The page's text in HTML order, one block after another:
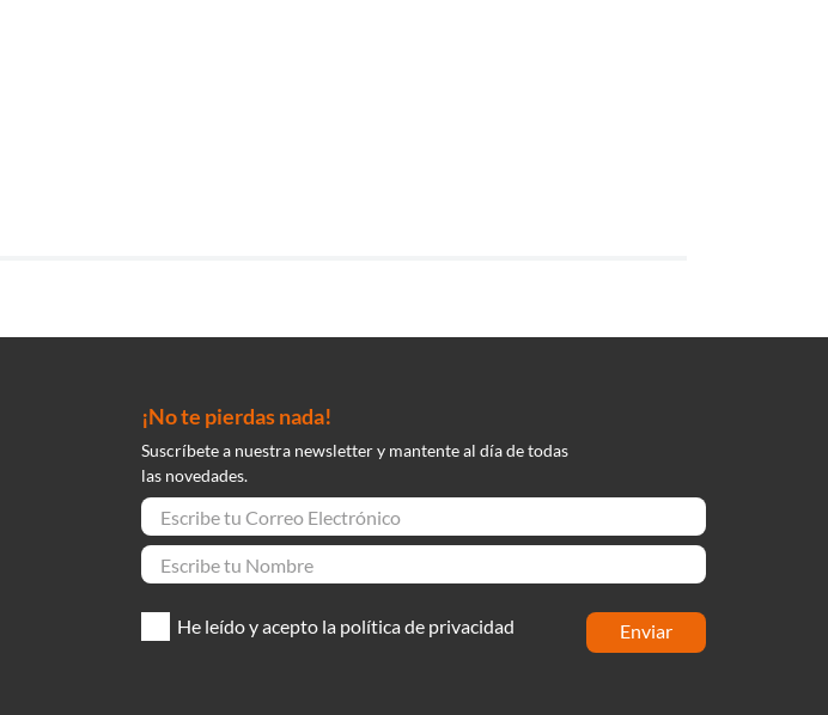
¡No te pierdas nada!
Suscríbete a nuestra newsletter y mantente al día de todas
las novedades.
He leído y acepto la política de privacidad enviar